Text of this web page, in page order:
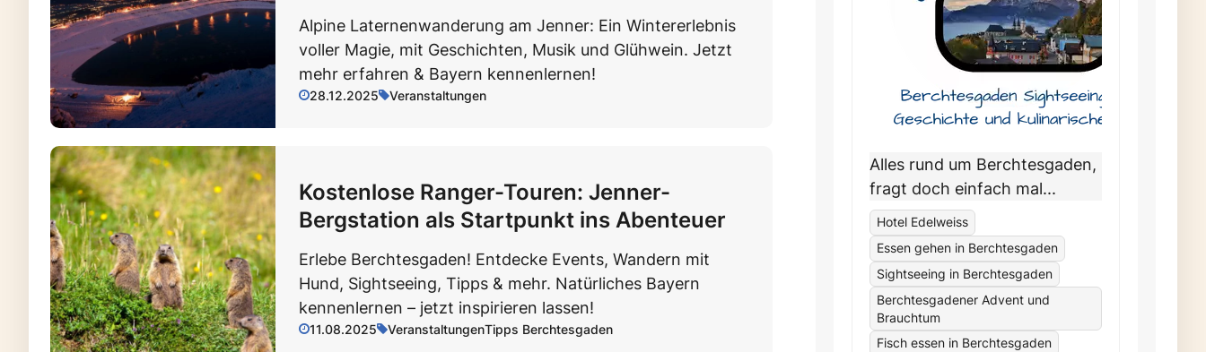
Alpine Laternenwanderung am Jenner: Ein Wintererlebnis
voller Magie, mit Geschichten, Musik und Glühwein. Jetzt
mehr erfahren & Bayern kennenlernen!
28.12.2025 Veranstaltungen
Kostenlose Ranger-Touren: Jenner-
Bergstation als Startpunkt ins Abenteuer
Erlebe Berchtesgaden! Entdecke Events, Wandern mit
Hund, Sightseeing, Tipps & mehr. Natürliches Bayern
kennenlernen – jetzt inspirieren lassen!
11.08.2025 VeranstaltungenTipps Berchtesgaden
Alles rund um Berchtesgaden,
fragt doch einfach mal...
Hotel Edelweiss
Essen gehen in Berchtesgaden
Sightseeing in Berchtesgaden
Berchtesgadener Advent und
Brauchtum
Fisch essen in Berchtesgaden